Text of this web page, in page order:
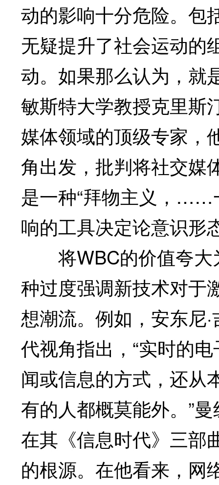
动的影响十分危险。包
无疑提升了社会运动的
动。如果那么认为，就
敏斯特大学教授克里斯
媒体领域的顶级专家，
角出发，批判将社交媒
是一种“拜物主义，……
响的工具决定论意识形
将WBC的价值夸大
种过度强调新技术对于
想潮流。例如，安东尼
代视角指出，“实时的
闻或信息的方式，还从
有的人都概莫能外。”
在其《信息时代》三部
的根源。在他看来，网